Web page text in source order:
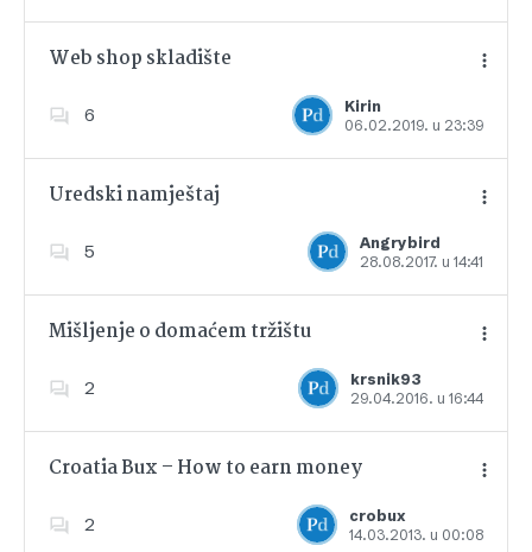
Web shop skladište
6
Kirin
06.02.2019. u 23:39
Dodajte u favorite
Uredski namještaj
5
Angrybird
28.08.2017. u 14:41
Dodajte u favorite
Mišljenje o domaćem tržištu
2
krsnik93
29.04.2016. u 16:44
Dodajte u favorite
Croatia Bux – How to earn money
2
crobux
14.03.2013. u 00:08
Dodajte u favorite